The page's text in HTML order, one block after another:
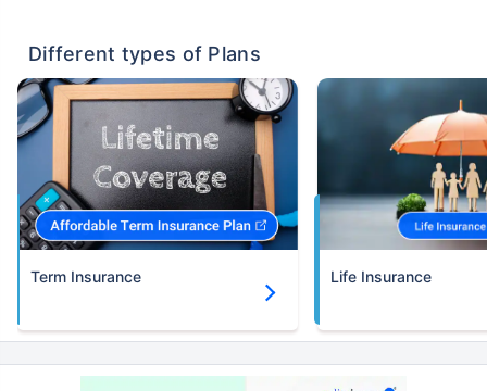
Different types of Plans
Term Insurance Life Insurance